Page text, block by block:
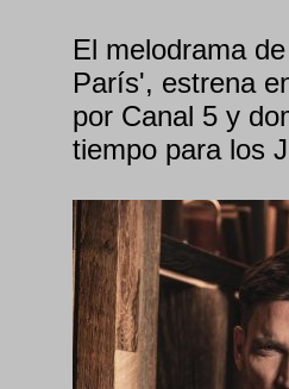
El melodrama
París', estrena
por Canal 5 y
tiempo para los